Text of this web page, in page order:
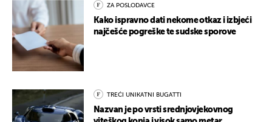
ZA POSLODAVCE
Kako ispravno dati nekome otkaz i izbjeći
najčešće pogreške te sudske sporove
TREĆI UNIKATNI BUGATTI
Nazvan je po vrsti srednjovjekovnog